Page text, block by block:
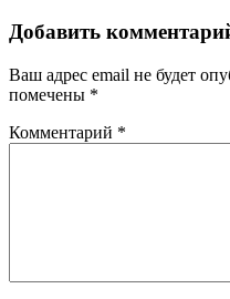
Добавить
Ваш адрес email не будет
помечены *
Комментарий *